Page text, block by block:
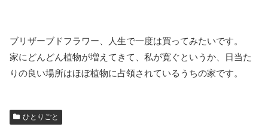
ブリザーブドフラワー、人生で一度は買ってみたいです。
家にどんどん植物が増えてきて、私が寛ぐというか、日当た
りの良い場所はほぼ植物に占領されているうちの家です。
ひとりごと